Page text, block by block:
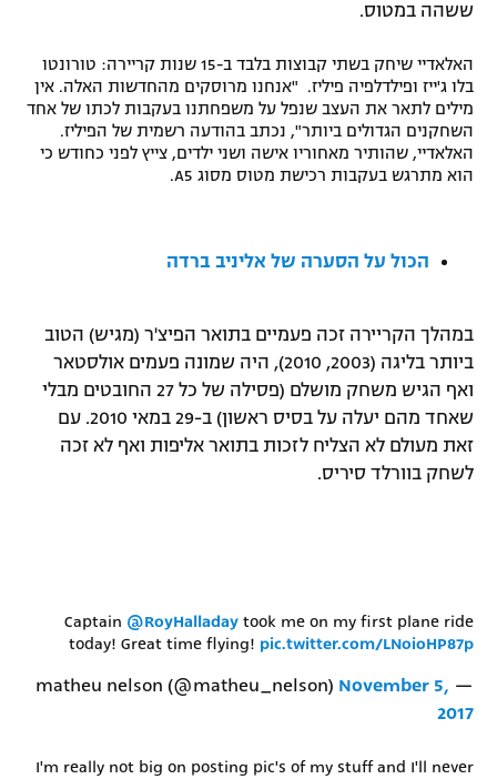
מדיניות פרטיות
תקנון פעילות ספורט 1
לוח דרושים – ג'ובנט
תגיות
המגזין
ספורט אתגרי ואקסטרים
אומנויות לחימה
גיימינג E-Sports
ששהה במטוס.
האלאדיי שיחק בשתי קבוצות בלבד ב-15 שנות קריירה: טורונטו
בלו ג'ייז ופילדלפיה פיליז. "אנחנו מרוסקים מהחדשות האלה. אין
מילים לתאר את העצב שנפל על משפחתנו בעקבות לכתו של אחד
השחקנים הגדולים ביותר", נכתב בהודעה רשמית של הפיליז.
האלאדיי, שהותיר מאחוריו אישה ושני ילדים, צייץ לפני כחודש כי
הוא מתרגש בעקבות רכישת מטוס מסוג A5.
הכול על הסערה של אליניב ברדה
במהלך הקריירה זכה פעמיים בתואר הפיצ'ר (מגיש) הטוב
ביותר בליגה (2003, 2010), היה שמונה פעמים אולסטאר
ואף הגיש משחק מושלם (פסילה של כל 27 החובטים מבלי
שאחד מהם יעלה על בסיס ראשון) ב-29 במאי 2010. עם
זאת מעולם לא הצליח לזכות בתואר אליפות ואף לא זכה
לשחק בוורלד סיריס.
Captain @RoyHalladay took me on my first plane ride
today! Great time flying! pic.twitter.com/LNoioHP87p
— matheu nelson (@matheu_nelson)
November 5,
2017
I'm really not big on posting pic's of my stuff and I'll never